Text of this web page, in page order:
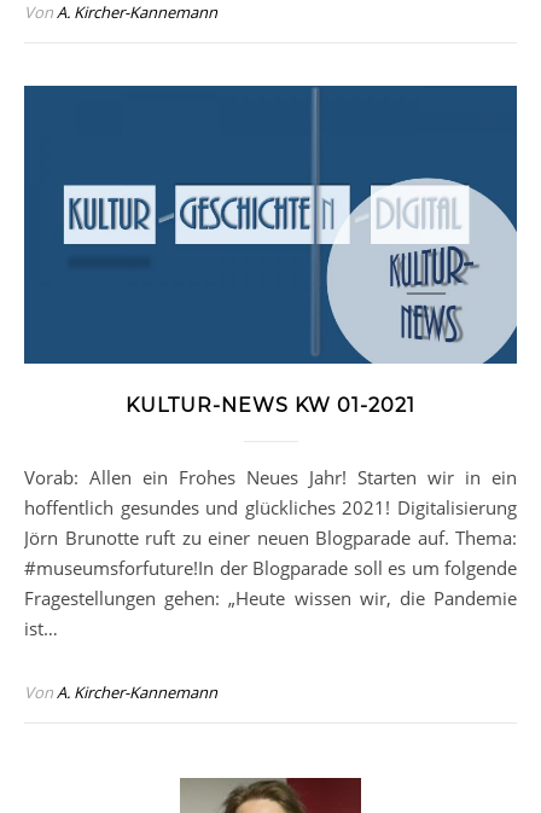
VonA. Kircher-Kannemann
KULTUR-NEWS KW 01-2021
Vorab: Allen ein Frohes Neues Jahr! Starten wir in ein
hoffentlich gesundes und glückliches 2021! Digitalisierung
Jörn Brunotte ruft zu einer neuen Blogparade auf. Thema:
#museumsforfuture!In der Blogparade soll es um folgende
Fragestellungen gehen: „Heute wissen wir, die Pandemie
ist…
VonA. Kircher-Kannemann